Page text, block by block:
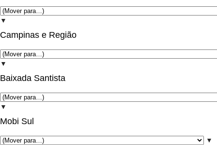
▼
Campinas e Região
▼
Baixada Santista
▼
Mobi Sul
▼